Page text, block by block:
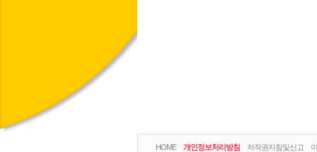
HOME 개인정보처리방침 저작권지침및신고